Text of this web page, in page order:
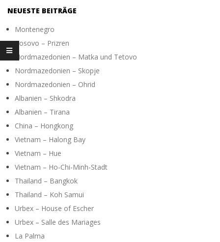
R
A
P
H
Y
NEUESTE BEITRÄGE
Montenegro
Kosovo – Prizren
Nordmazedonien – Matka und Tetovo
Nordmazedonien – Skopje
Nordmazedonien – Ohrid
Albanien – Shkodra
Albanien – Tirana
China – Hongkong
Vietnam – Halong Bay
Vietnam – Hue
Vietnam – Ho-Chi-Minh-Stadt
Thailand – Bangkok
Thailand – Koh Samui
Urbex – House of Escher
Urbex – Salle des Mariages
La Palma